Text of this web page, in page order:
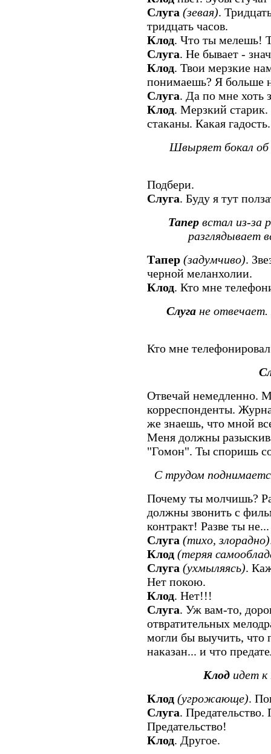
Слуга (зевая).
тридцать часов.
Клод. Что ты мелешь!
Слуга. Не бывает -
Клод. Твои мерзкие
понимаешь? Я больше
Слуга. Да по мне хоть
Клод. Мерзкий
стаканы. Какая гадость.
Швыряет бокал об
Подбери.
Слуга. Буду я тут
Тапер встал из-за
разглядывает
Тапер (задумчиво).
черной меланхолии.
Клод. Кто мне
Слуга не
Кто мне
Отвечай немедленно.
корреспонденты.
же знаешь, что мной
Меня должны
"Гомон". Ты споришь
С трудом
Почему ты молчишь?
должны звонить с
контракт! Разве ты не...
Слуга (тихо, злорадно)
Клод (теряя
Слуга (ухмыляясь).
Нет покою.
Клод. Нет!!!
Слуга. Уж вам-то,
отвратительных
могли бы выучить, что
наказан... и что
Клодидет к
Клод (угрожающе).
Слуга. Предательство.
Предательство!
Клод. Другое.